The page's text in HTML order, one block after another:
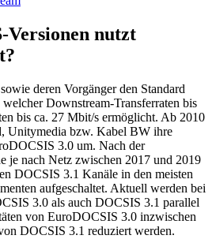
Versionen nutzt
deren Vorgänger den Standard
Downstream-Transferraten bis
bis ca. 27 Mbit/s ermöglicht. Ab 2010
Unitymedia bzw. Kabel BW ihre
3.0 um. Nach der
je nach Netz zwischen 2017 und 2019
DOCSIS 3.1 Kanäle in den meisten
aufgeschaltet. Aktuell werden bei
3.0 als auch DOCSIS 3.1 parallel
von EuroDOCSIS 3.0 inzwischen
DOCSIS 3.1 reduziert werden.